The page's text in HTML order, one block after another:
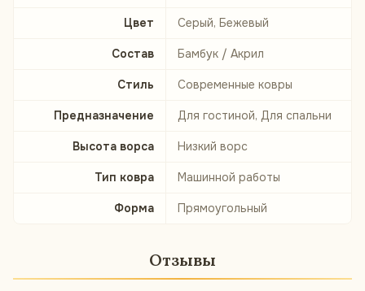
Цвет Серый, Бежевый
Состав Бамбук / Акрил
Стиль Современные ковры
Предназначение Для гостиной, Для спальни
Высота ворса Низкий ворс
Тип ковра Машинной работы
Форма Прямоугольный
Отзывы